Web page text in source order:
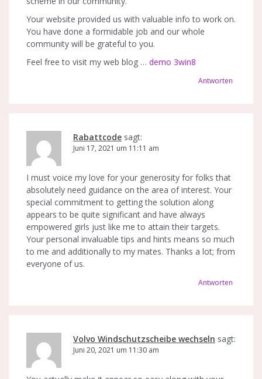
Your website provided us with valuable info to work on.
You have done a formidable job and our whole
community will be grateful to you.
Feel free to visit my web blog … demo 3win8
Antworten
Rabattcode sagt:
Juni 17, 2021 um 11:11 am
I must voice my love for your generosity for folks that
absolutely need guidance on the area of interest. Your
special commitment to getting the solution along
appears to be quite significant and have always
empowered girls just like me to attain their targets.
Your personal invaluable tips and hints means so much
to me and additionally to my mates. Thanks a lot; from
everyone of us.
Antworten
Volvo Windschutzscheibe wechseln sagt:
Juni 20, 2021 um 11:30 am